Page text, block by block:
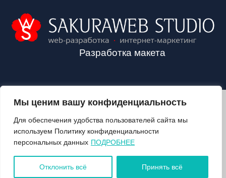
Мы ценим вашу конфиденциальность
Для обеспечения удобства пользователей сайта мы
используем Политику конфиденциальности
персональных данных ПОДРОБНЕЕ
Отклонить всё Принять всё
Разработка макета
2024©VALOZHIN.BY - НОВОСТИ ВОЛОЖИНСКОГО РАЙОНА
О ГАЗЕТЕ
ПОДПИСКА
КОНТАКТЫ